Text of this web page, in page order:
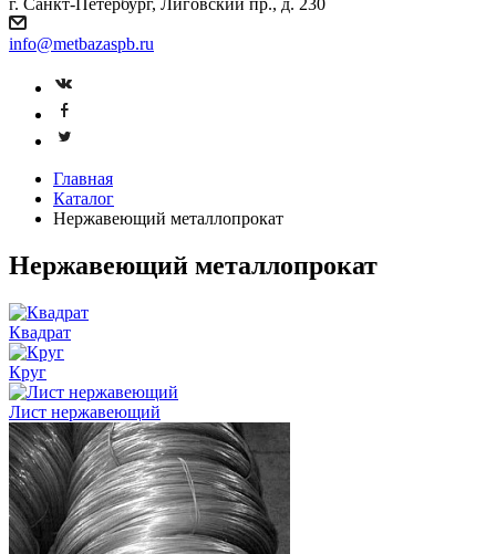
г. Санкт-Петербург, Лиговский пр., д. 230
info@metbazaspb.ru
Главная
Каталог
Нержавеющий металлопрокат
Нержавеющий металлопрокат
Квадрат
Круг
Лист нержавеющий